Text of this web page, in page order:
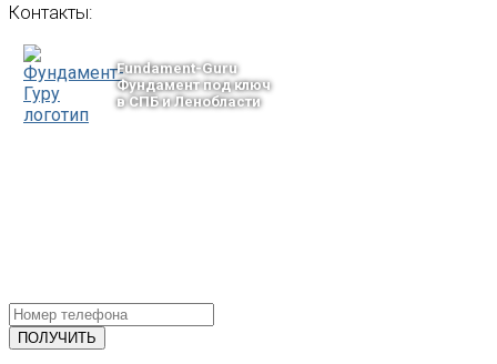
Контакты:
Fundament-Guru
Фундамент под ключ
в СПБ и Ленобласти